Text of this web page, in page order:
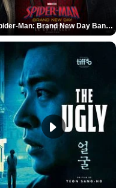
Spider-Man: Brand New Day Bande-annonce (3) VO STFR